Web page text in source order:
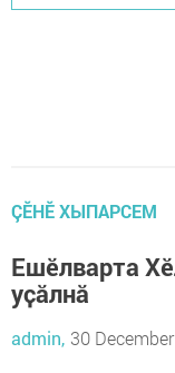
ÇӖНӖ ХЫПАРСЕМ
Eшӗлварта
уҫӑлнӑ
admin, 30